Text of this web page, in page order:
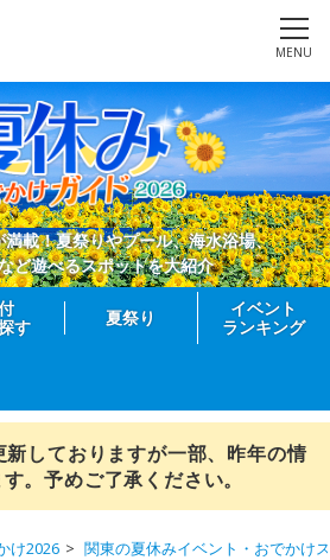
MENU
載！夏祭りやプール、海水浴場、
ど遊べるスポットを大紹介
す
夏祭り
イベント
ランキング
しておりますが一部、昨年の情
。予めご了承ください。
け2026 関東の夏休みイベント・おでかけ